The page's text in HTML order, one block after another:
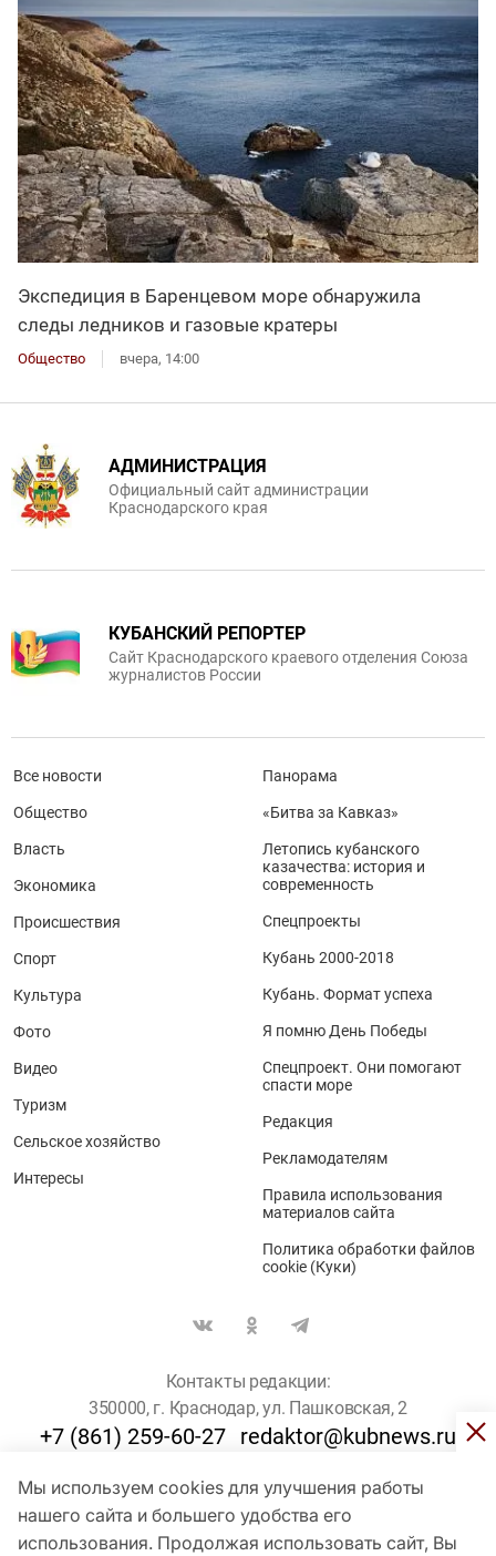
Экспедиция в Баренцевом море обнаружила
следы ледников и газовые кратеры
Общество вчера, 14:00
Мы используем cookies для улучшения работы
нашего сайта и большего удобства его
использования. Продолжая использовать сайт, Вы
АДМИНИСТРАЦИЯ
Официальный сайт администрации
Краснодарского края
КУБАНСКИЙ РЕПОРТЕР
Сайт Краснодарского краевого отделения Союза
журналистов России
Все новости
Общество
Власть
Экономика
Происшествия
Спорт
Культура
Фото
Видео
Туризм
Сельское хозяйство
Интересы
Панорама
«Битва за Кавказ»
Летопись кубанского
казачества: история и
современность
Спецпроекты
Кубань 2000-2018
Кубань. Формат успеха
Я помню День Победы
Спецпроект. Они помогают
спасти море
Редакция
Рекламодателям
Правила использования
материалов сайта
Политика обработки файлов
cookie (Куки)
Контакты редакции:
350000, г. Краснодар, ул. Пашковская, 2
+7 (861) 259-60-27 redaktor@kubnews.ru
Для пользователей старше 16 лет
© Кубанские Новости, 2017